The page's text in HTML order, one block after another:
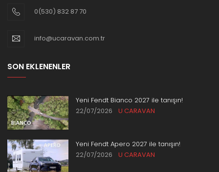
0(530) 832 87 70
info@ucaravan.com.tr
SON EKLENENLER
Yeni Fendt Bianco 2027 ile tanışın!
22/07/2026 U CARAVAN
Yeni Fendt Apero 2027 ile tanışın!
22/07/2026 U CARAVAN